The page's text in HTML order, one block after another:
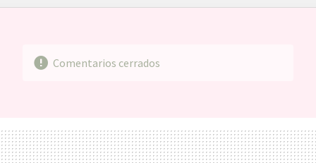
FACEBOOKTWITTERFLIPBOARD
E-
WHATSAPP
Comentarios cerrados